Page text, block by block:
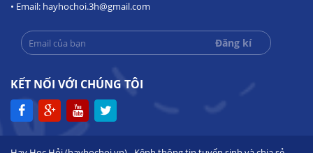
• Email: hayhochoi.3h@gmail.com
KẾT NỐI VỚI CHÚNG TÔI